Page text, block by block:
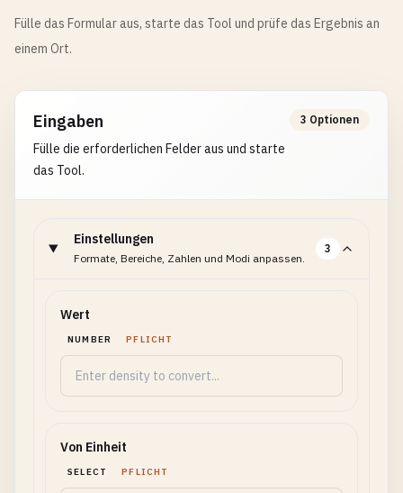
Fülle das Formular aus, starte das Tool und prüfe das Ergebnis an
einem Ort.
Eingaben
Fülle die erforderlichen Felder aus und starte
das Tool.
3 Optionen
Einstellungen
Formate, Bereiche, Zahlen und Modi anpassen.
3
Wert
NUMBER PFLICHT
Von Einheit
SELECT PFLICHT